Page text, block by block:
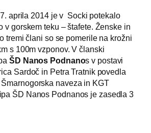
aprila 2014 je v Socki potekalo
v gorskem teku – štafete. Ženske in
tremi člani so se pomerile na krožni
s 100m vzponov. V članski
ŠD Nanos Podnanos v postavi
Sardoč in Petra Tratnik povedla
naveza in KGT
ŠD Nanos Podnanos je zasedla 3